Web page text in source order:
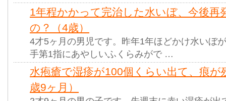
1年程かかって完治した水いぼ、今後再
の？（4歳）
4才5ヶ月の男児です。昨年1年ほどかけ水いぼ
手第1指にあやしいふくらみがで …
水疱瘡で湿疹が100個くらい出て、痕が
歳9ヶ月）